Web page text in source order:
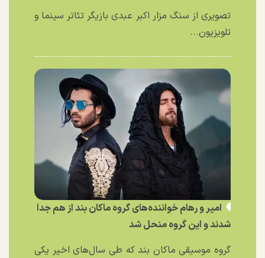
تصویری از سنگ مزار اکبر عبدی بازیگر تئاتر سینما و
تلویزیون...
امیر و رهام خواننده‌های گروه ماکان بند از هم جدا
شدند و این گروه منحل شد
گروه موسیقی ماکان بند که طی سال‌های اخیر یکی